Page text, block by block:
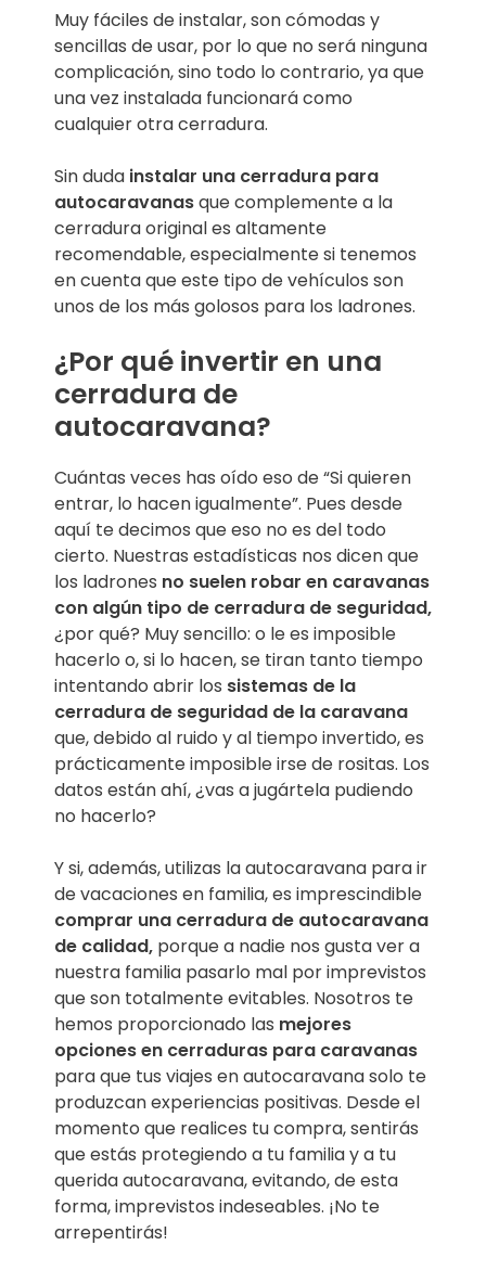
Muy fáciles de instalar, son cómodas y
sencillas de usar, por lo que no será ninguna
complicación, sino todo lo contrario, ya que
una vez instalada funcionará como
cualquier otra cerradura.
Sin duda instalar una cerradura para
autocaravanasque complemente a la
cerradura original es altamente
recomendable, especialmente si tenemos
en cuenta que este tipo de vehículos son
unos de los más golosos para los ladrones.
¿Por qué invertir en una
cerradura de
autocaravana?
Cuántas veces has oído eso de “Si quieren
entrar, lo hacen igualmente”. Pues desde
aquí te decimos que eso no es del todo
cierto. Nuestras estadísticas nos dicen que
los ladrones no suelen robar en caravanas
con algún tipo de cerradura de seguridad,
¿por qué? Muy sencillo: o le es imposible
hacerlo o, si lo hacen, se tiran tanto tiempo
intentando abrir los sistemas de la
cerradura de seguridad de la caravana
que, debido al ruido y al tiempo invertido, es
prácticamente imposible irse de rositas. Los
datos están ahí, ¿vas a jugártela pudiendo
no hacerlo?
Y si, además, utilizas la autocaravana para ir
de vacaciones en familia, es imprescindible
comprar una cerradura de autocaravana
de calidad, porque a nadie nos gusta ver a
nuestra familia pasarlo mal por imprevistos
que son totalmente evitables. Nosotros te
hemos proporcionado las mejores
opciones en cerraduras para caravanas
para que tus viajes en autocaravana solo te
produzcan experiencias positivas. Desde el
momento que realices tu compra, sentirás
que estás protegiendo a tu familia y a tu
querida autocaravana, evitando, de esta
forma, imprevistos indeseables. ¡No te
arrepentirás!